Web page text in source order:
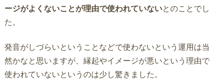
ージがよくないことが理由で使われていないとのことでし
た。
発音がしづらいということなどで使わないという運用は当
然かなと思いますが、縁起やイメージが悪いという理由で
使われていないというのは少し驚きました。